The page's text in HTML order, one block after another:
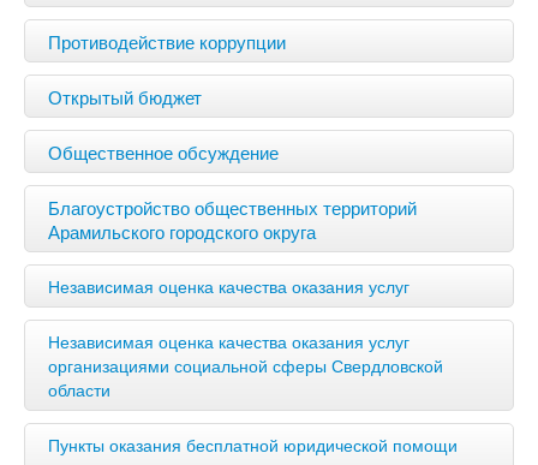
Противодействие коррупции
Открытый бюджет
Общественное обсуждение
Благоустройство общественных территорий
Арамильского городского округа
Независимая оценка качества оказания услуг
Независимая оценка качества оказания услуг
организациями социальной сферы Свердловской
области
Пункты оказания бесплатной юридической помощи